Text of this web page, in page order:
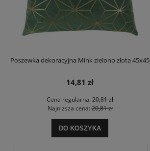
Poszewka dekoracyjna Mink zielono złota 45x45
14,81 zł
Cena regularna: 20,81 zł
Najniższa cena:20,81 zł
DO KOSZYKA